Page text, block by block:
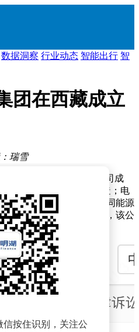
数据洞察 行业动态 智能出行 智
团在西藏成立
瑞雪
气装备集团西藏有限公司成
包含：电力设施器材制造；电
开关控制设备研发；合同能源
。企查查股权穿透显示，该公
司全资持股。
按住识别，关注公